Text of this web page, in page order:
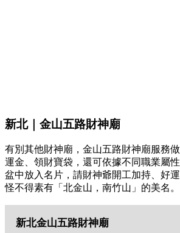
新北｜金山五路財神廟
有別其他財神廟，金山五路財神廟服務
運金、領財寶袋，還可依據不同職業屬
盆中放入名片，請財神爺開工加持、好
怪不得素有「北金山，南竹山」的美名。
新北金山五路財神廟